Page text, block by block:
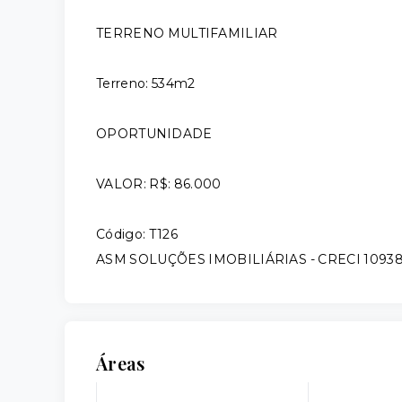
TERRENO MULTIFAMILIAR
Terreno: 534m2
OPORTUNIDADE
VALOR: R$: 86.000
Código: T126
ASM SOLUÇÕES IMOBILIÁRIAS - CRECI
Áreas